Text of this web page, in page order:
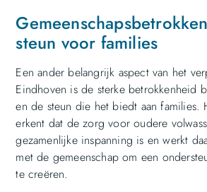
steun voor families
Een ander belangrijk aspect van het
Eindhoven is de sterke betrokkenheid
en de steun die het biedt aan families.
erkent dat de zorg voor oudere
gezamenlijke inspanning is en werkt
met de gemeenschap om een
te creëren.